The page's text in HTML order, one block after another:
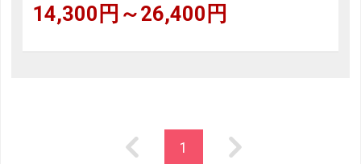
14,300円～26,400円
1